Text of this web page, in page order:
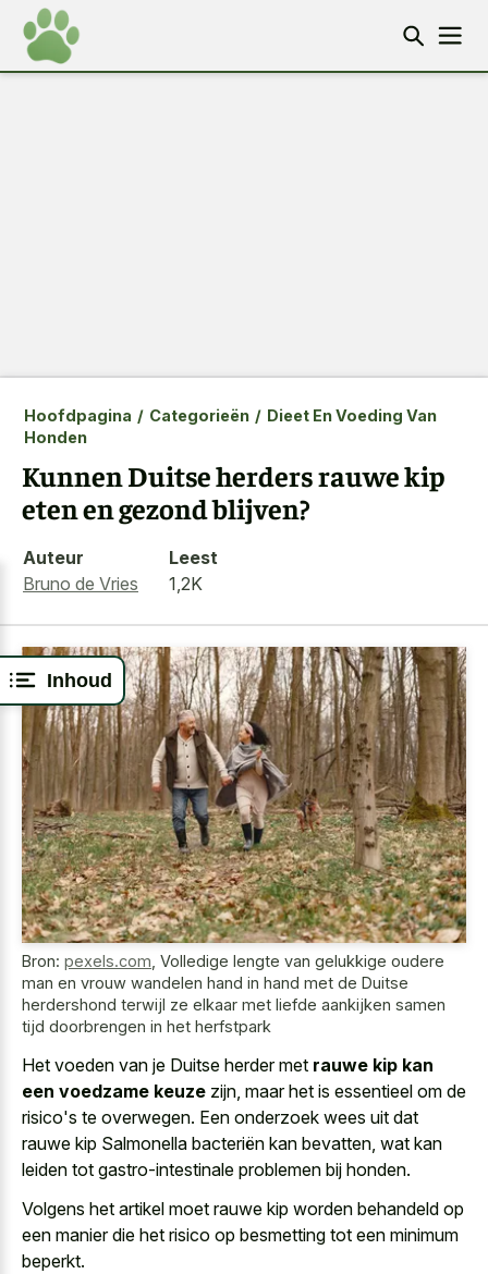
Inhoud
Hoofdpagina / Categorieën / Dieet En Voeding Van
Honden
Kunnen Duitse herders rauwe kip
eten en gezond blijven?
Auteur
Bruno de Vries
Leest
1,2K
Bron: pexels.com Volledige lengte van gelukkige oudere
man en vrouw wandelen hand in hand met de Duitse
herdershond terwijl ze elkaar met liefde aankijken samen
tijd doorbrengen in het herfstpark
Het voeden van je Duitse herder met rauwe kip kan
een voedzame keuze zijn, maar het is essentieel om de
risico's te overwegen. Een onderzoek wees uit dat
rauwe kip Salmonella bacteriën kan bevatten, wat kan
leiden tot gastro-intestinale problemen bij honden.
Volgens het artikel moet rauwe kip worden behandeld op
een manier die het risico op besmetting tot een minimum
beperkt.